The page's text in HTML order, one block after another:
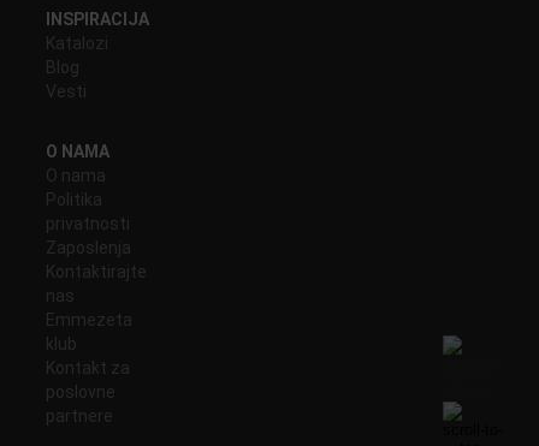
INSPIRACIJA
Katalozi
Blog
Vesti
O NAMA
O nama
Politika
privatnosti
Zaposlenja
Kontaktirajte
nas
Emmezeta
klub
Kontakt za
poslovne
partnere